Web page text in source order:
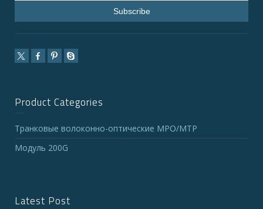
Product Categories
Транковые волоконно-оптические MPO/MTP
Модуль 200G
Latest Post